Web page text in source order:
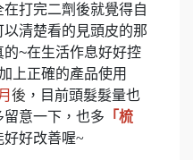
打完二劑後就覺得自
清楚看的見頭皮的那
~在生活作息好好控
上正確的產品使用
後 ，目前頭髮髮量也
留意一下，也多 「梳
好好改善喔~